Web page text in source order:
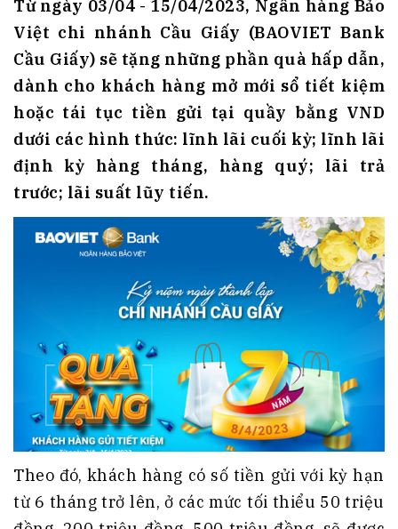
Từ ngày 03/04 - 15/04/2023, Ngân hàng Bảo
Việt chi nhánh Cầu Giấy (BAOVIET Bank
Cầu Giấy) sẽ tặng những phần quà hấp dẫn,
dành cho khách hàng mở mới sổ tiết kiệm
hoặc tái tục tiền gửi tại quầy bằng VND
dưới các hình thức: lĩnh lãi cuối kỳ; lĩnh lãi
định kỳ hàng tháng, hàng quý; lãi trả
trước; lãi suất lũy tiến.
Theo đó, khách hàng có số tiền gửi với kỳ hạn
từ 6 tháng trở lên, ở các mức tối thiểu 50 triệu